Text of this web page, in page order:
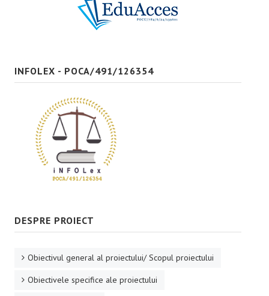
INFOLEX - POCA/491/126354
DESPRE PROIECT
Obiectivul general al proiectului/ Scopul proiectului
Obiectivele specifice ale proiectului